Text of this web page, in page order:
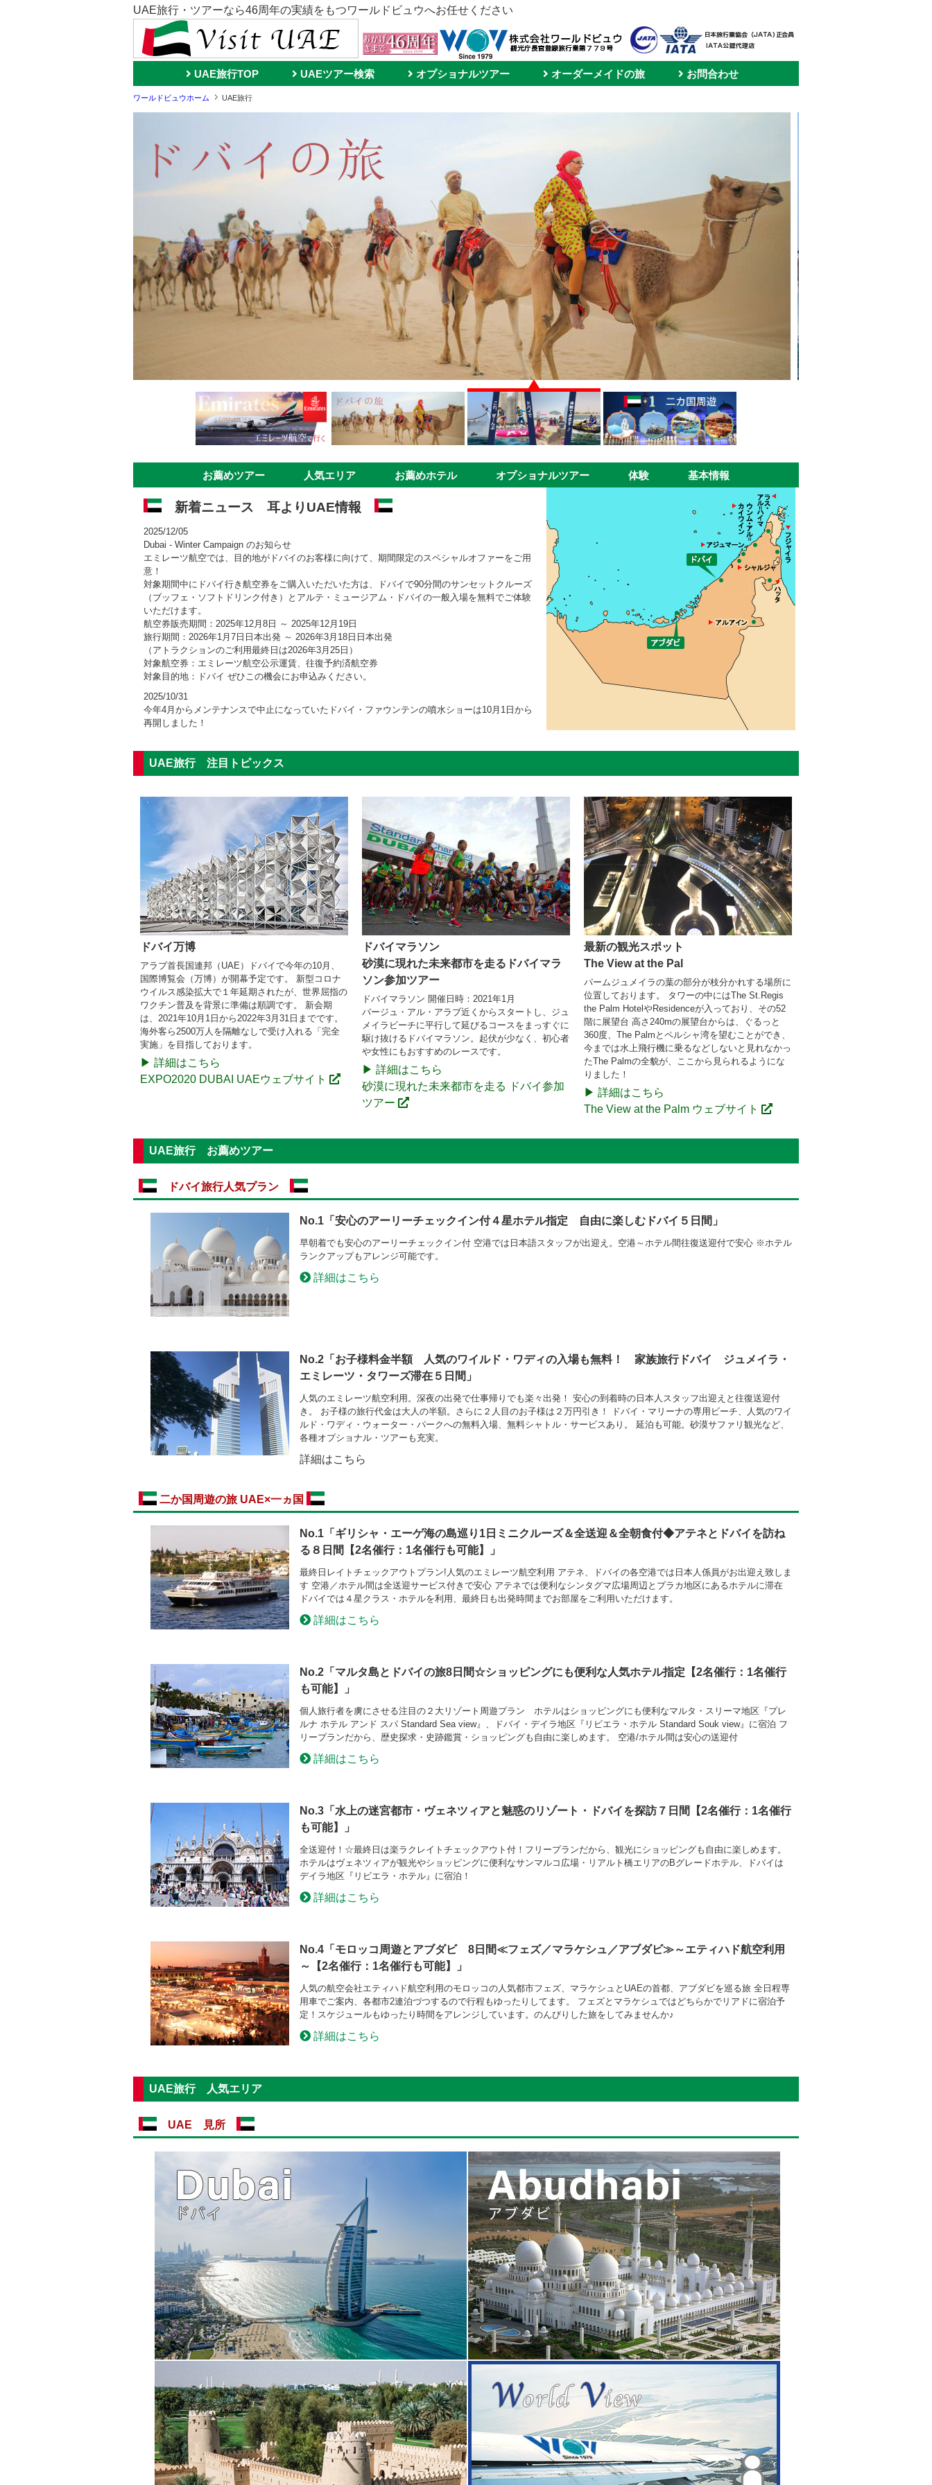
UAE旅行・ツアーなら46周年の実績をもつワールドビュウへお任せください
UAE旅行TOP UAEツアー検索 オプショナルツアー オーダーメイドの旅 お問合わせ
ワールドビュウホーム UAE旅行
お薦めツアー 人気エリア お薦めホテル オプショナルツアー 体験 基本情報
新着ニュース 耳よりUAE情報
2025/12/05
Dubai - Winter Campaign のお知らせ
エミレーツ航空では、目的地がドバイのお客様に向けて、期間限定のスペシャルオファーをご用
意！
対象期間中にドバイ行き航空券をご購入いただいた方は、ドバイで90分間のサンセットクルーズ
（ブッフェ・ソフトドリンク付き）とアルテ・ミュージアム・ドバイの一般入場を無料でご体験
いただけます。
航空券販売期間：2025年12月8日 ～ 2025年12月19日
旅行期間：2026年1月7日日本出発 ～ 2026年3月18日日本出発
（アトラクションのご利用最終日は2026年3月25日）
対象航空券：エミレーツ航空公示運賃、往復予約済航空券
対象目的地：ドバイ ぜひこの機会にお申込みください。
2025/10/31
今年4月からメンテナンスで中止になっていたドバイ・ファウンテンの噴水ショーは10月1日から
再開しました！
エミレーツ航空、ドバイ人気アトラクション・無料入場券プレゼント・キャンペーン
エミレーツ航空にてドバイへのフライトをご予約のお客様は、ドバイの人気アトラクション、ワ
パーム、AYAユニバースへの無料入場券をお楽しみいただけます。
＜キャンペーン対象航空券＞
•販売期間 ：2024年5月22日～6月11日
•旅行期間 ：2024年5月25日～8月31日
•航空券: ドバイ行き往復航空券
2024/3/5
ラマダン期間中の注意事項
ラマダン期間中（３月１１日頃から４月１２日頃まで）は、通常期よりもイスラム教徒への配慮
が必要となります。日中は公共の場での飲食や喫煙は控え、露出の多い服装は避けてください。
また、交通事故が増加する傾向にあるため、普段以上に事故防止を心がけてください。
2023/7/13
新型コロナウイルス関連情報：アブダビ首長国への入国措置の更新（グリーン国リストの更新：7
月13日からの措置）
※アブダビ政府が指定するグリーン国リストから日本が外れました。7月13日以降、日本からア
ブダビへ入国する際は入国後の自主隔離が必要になります。
UAE旅行 注目トピックス
ドバイ万博
アラブ首長国連邦（UAE）ドバイで今年の10月、
国際博覧会（万博）が開幕予定です。 新型コロナ
ウイルス感染拡大で１年延期されたが、世界屈指の
ワクチン普及を背景に準備は順調です。 新会期
は、2021年10月1日から2022年3月31日までです。
海外客ら2500万人を隔離なしで受け入れる「完全
実施」を目指しております。
▶ 詳細はこちら
EXPO2020 DUBAI UAEウェブサイト
ドバイマラソン
砂漠に現れた未来都市を走るドバイマラ
ソン参加ツアー
ドバイマラソン 開催日時：2021年1月
バージュ・アル・アラブ近くからスタートし、ジュ
メイラビーチに平行して延びるコースをまっすぐに
駆け抜けるドバイマラソン。起伏が少なく、初心者
や女性にもおすすめのレースです。
▶ 詳細はこちら
砂漠に現れた未来都市を走る ドバイ参加
ツアー
最新の観光スポット
The View at the Pal
パームジュメイラの葉の部分が枝分かれする場所に
位置しております。 タワーの中にはThe St.Regis
the Palm HotelやResidenceが入っており、その52
階に展望台 高さ240mの展望台からは、ぐるっと
360度、The Palmとペルシャ湾を望むことができ、
今までは水上飛行機に乗るなどしないと見れなかっ
たThe Palmの全貌が、ここから見られるようにな
りました！
▶ 詳細はこちら
The View at the Palm ウェブサイト
UAE旅行 お薦めツアー
ドバイ旅行人気プラン
No.1「安心のアーリーチェックイン付４星ホテル指定 自由に楽しむドバイ５日間」
早朝着でも安心のアーリーチェックイン付 空港では日本語スタッフが出迎え。空港～ホテル間往復送迎付で安心 ※ホテル
ランクアップもアレンジ可能です。
詳細はこちら
No.2「お子様料金半額 人気のワイルド・ワディの入場も無料！ 家族旅行ドバイ ジュメイラ・
エミレーツ・タワーズ滞在５日間」
人気のエミレーツ航空利用。深夜の出発で仕事帰りでも楽々出発！ 安心の到着時の日本人スタッフ出迎えと往復送迎付
き。 お子様の旅行代金は大人の半額。さらに２人目のお子様は２万円引き！ ドバイ・マリーナの専用ビーチ、人気のワイ
ルド・ワディ・ウォーター・パークへの無料入場、無料シャトル・サービスあり。 延泊も可能。砂漠サファリ観光など、
各種オプショナル・ツアーも充実。
詳細はこちら
二か国周遊の旅 UAE×一ヵ国
No.1「ギリシャ・エーゲ海の島巡り1日ミニクルーズ＆全送迎＆全朝食付◆アテネとドバイを訪ね
る８日間【2名催行：1名催行も可能】」
最終日レイトチェックアウトプラン!人気のエミレーツ航空利用 アテネ、ドバイの各空港では日本人係員がお出迎え致しま
す 空港／ホテル間は全送迎サービス付きで安心 アテネでは便利なシンタグマ広場周辺とプラカ地区にあるホテルに滞在
ドバイでは４星クラス・ホテルを利用、最終日も出発時間までお部屋をご利用いただけます。
詳細はこちら
No.2「マルタ島とドバイの旅8日間☆ショッピングにも便利な人気ホテル指定【2名催行：1名催行
も可能】」
個人旅行者を虜にさせる注目の２大リゾート周遊プラン ホテルはショッピングにも便利なマルタ・スリーマ地区『プレ
ルナ ホテル アンド スパ Standard Sea view』、ドバイ・デイラ地区『リビエラ・ホテル Standard Souk view』に宿泊 フ
リープランだから、歴史探求・史跡鑑賞・ショッピングも自由に楽しめます。 空港/ホテル間は安心の送迎付
詳細はこちら
No.3「水上の迷宮都市・ヴェネツィアと魅惑のリゾート・ドバイを探訪７日間【2名催行：1名催行
も可能】」
全送迎付！☆最終日は楽ラクレイトチェックアウト付！フリープランだから、観光にショッピングも自由に楽しめます。
ホテルはヴェネツィアが観光やショッピングに便利なサンマルコ広場・リアルト橋エリアのBグレードホテル、ドバイは
デイラ地区『リビエラ・ホテル』に宿泊！
詳細はこちら
No.4「モロッコ周遊とアブダビ 8日間≪フェズ／マラケシュ／アブダビ≫～エティハド航空利用
～【2名催行：1名催行も可能】」
人気の航空会社エティハド航空利用のモロッコの人気都市フェズ、マラケシュとUAEの首都、アブダビを巡る旅 全日程専
用車でご案内、各都市2連泊づつするので行程もゆったりしてます。 フェズとマラケシュではどちらかでリアドに宿泊予
定！スケジュールもゆったり時間をアレンジしています。のんびりした旅をしてみませんか♪
詳細はこちら
UAE旅行 人気エリア
UAE 見所
砂漠、ビーチ、シティの全てが揃う近未来都市ドバイは、世界有数のリゾート
地。観光名所は、ドバイの空を突き刺すようにそびえ立つ全長828mブルジュ・
ハリファ、迫力満点の噴水ショーのドバイ・ファウンテン。慣れない暑さから
逃れるなら、ロストチェンバー水族館や熱帯雨林を再現したグリーンプラネッ
トなどの屋内施設へ。アラブの伝統的な建造物が残るバスタキヤ地区や地元の
人々が集まるスーク（市場）の散策もおすすめです。
ツアーを見る
都市情報詳細を見る（ビジット・ドバイ ウェブサイト）
アラビア半島のペルシャ湾側に位置するアラブ首長国連邦の首都アブダ
ビ。豊富な石油資源によって連邦の政治、経済を牽引するリーダー国。映
画の舞台としても知られ、近年は高級リゾートを中心に新しい施設も続々
と誕生し注目を浴びている。おすすめの観光名所は、豪華絢爛なシェイ
ク・ザイード・グランドモスク、ヤス島にあるフェラーリ関連の屋内テー
マパークであるフェラーリ・ワールド・アブダビなどがある。また、ルー
ブル美術館全面協力のルーブル・アブダビがオープンし話題の多い注目の
エリアです。